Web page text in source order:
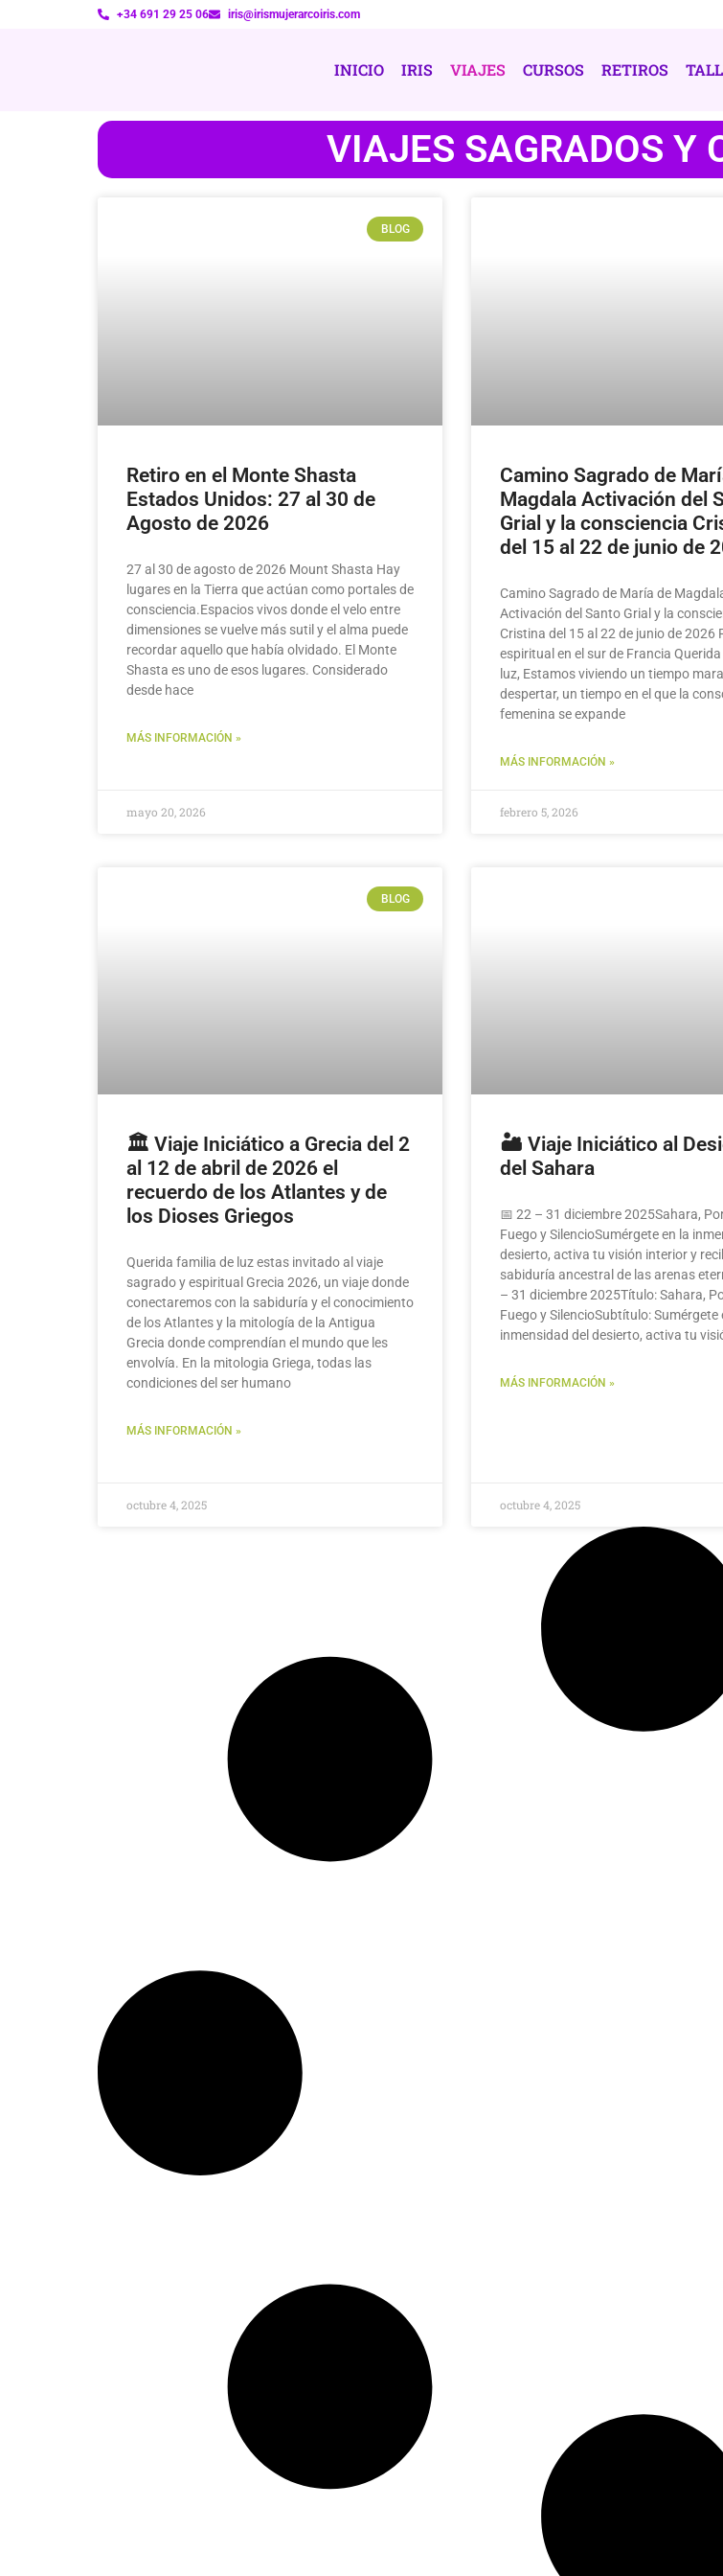
+34 691 29 25 06 iris@irismujerarcoiris.com
INICIO IRIS VIAJES CURSOS RETIROS
VIAJES SAGRADOS Y
BLOG
Retiro en el Monte Shasta
Estados Unidos: 27 al 30 de
Agosto de 2026
27 al 30 de agosto de 2026 Mount Shasta Hay
lugares en la Tierra que actúan como portales de
consciencia.Espacios vivos donde el velo entre
dimensiones se vuelve más sutil y el alma puede
recordar aquello que había olvidado. El Monte
Shasta es uno de esos lugares. Considerado
desde hace
MÁS INFORMACIÓN »
mayo 20, 2026
Camino Sagrado de
Magdala Activación del
Grial y la consciencia
del 15 al 22 de junio de
Camino Sagrado de María de
Activación del Santo Grial y la
Cristina del 15 al 22 de junio de 2026
espiritual en el sur de Francia
luz, Estamos viviendo un tiempo
despertar, un tiempo en el que la
femenina se expande
MÁS INFORMACIÓN »
febrero 5, 2026
BLOG
🏛️ Viaje Iniciático a Grecia del 2
al 12 de abril de 2026 el
recuerdo de los Atlantes y de
los Dioses Griegos
Querida familia de luz estas invitado al viaje
sagrado y espiritual Grecia 2026, un viaje donde
conectaremos con la sabiduría y el conocimiento
de los Atlantes y la mitología de la Antigua
Grecia donde comprendían el mundo que les
envolvía. En la mitologia Griega, todas las
condiciones del ser humano
MÁS INFORMACIÓN »
octubre 4, 2025
🏜️ Viaje Iniciático al
del Sahara
📅 22 – 31 diciembre 2025Sahara,
Fuego y SilencioSumérgete en la
desierto, activa tu visión interior y
sabiduría ancestral de las arenas
– 31 diciembre 2025Título: Sahara,
Fuego y SilencioSubtítulo: Sumérgete
inmensidad del desierto, activa tu
MÁS INFORMACIÓN »
octubre 4, 2025